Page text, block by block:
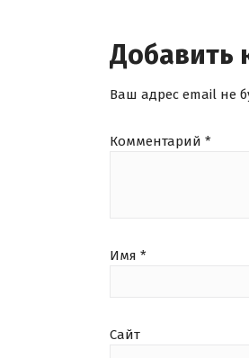
Добавить
Ваш адрес email не
Комментарий *
Имя *
Сайт